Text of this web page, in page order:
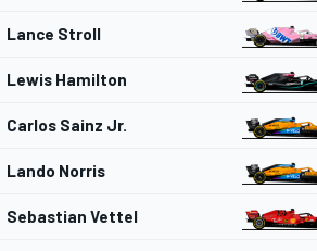
Lance Stroll
Lewis Hamilton
Carlos Sainz Jr.
Lando Norris
Sebastian Vettel